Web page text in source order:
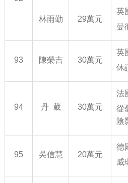
林雨勤 29萬元
英
曼
93 陳榮吉 30萬元
英
休
94 丹 葳 30萬元
法
從
陰
95 吳信慧 20萬元
德
威